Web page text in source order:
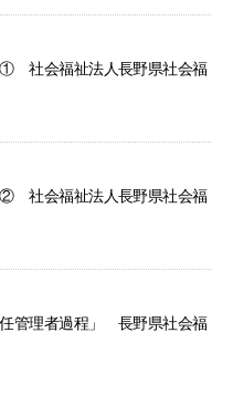
社会福祉法人長野県社会福
社会福祉法人長野県社会福
管理者過程」 長野県社会福